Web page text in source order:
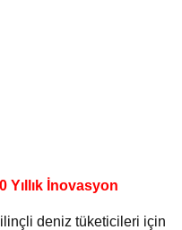
Yıllık İnovasyon
deniz tüketicileri için